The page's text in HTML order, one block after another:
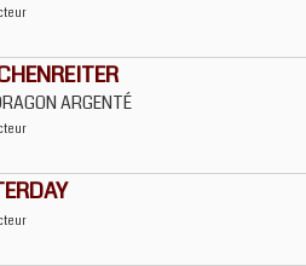
ARGENTÉ